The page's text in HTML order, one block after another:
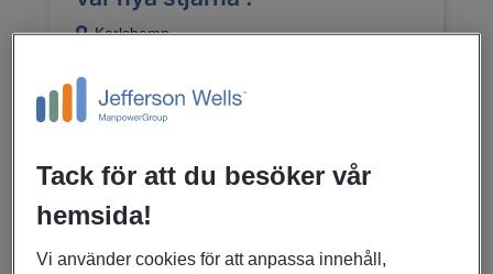
Karlshamn
Konsultuppdrag
Tack för att du besöker vår
hemsida!
Vi använder cookies för att anpassa innehåll,